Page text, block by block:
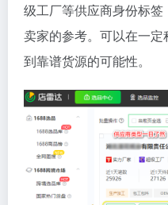
级工厂等供应商身份标
卖家的参考。可以在一
到靠谱货源的可能性。